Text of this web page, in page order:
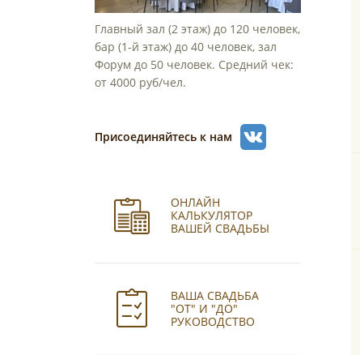
Главный зал (2 этаж) до 120 человек,
бар (1-й этаж) до 40 человек, зал
Форум до 50 человек. Средний чек:
от 4000 руб/чел.
Присоединяйтесь к нам
ОНЛАЙН
КАЛЬКУЛЯТОР
ВАШЕЙ СВАДЬБЫ
ВАША СВАДЬБА
"ОТ" И "ДО"
РУКОВОДСТВО